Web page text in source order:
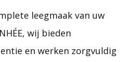
leegmaak van uw
wij bieden
en werken zorgvuldig